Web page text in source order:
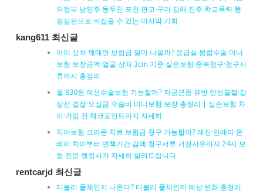
의정부 남양주 동두천 포천 판교 구리 김해 진주 학교폭력 행
정심판으로 뒤집을 수 있는 마지막 기회
kang611 최신글
아이 상처 꿰매면 보험금 얼마 나올까? 응급실 봉합수술 미니
보험 보장금액·얼굴 상처 3cm 기준·실손보험 중복청구·청구서
류까지 총정리
월 830원 여성수술보험 가능할까? 자궁근종·유방 양성결절·갑
상선 결절·요실금 수술비 미니보험 보장 총정리 | 실손보험 차
이·가입 전 체크포인트까지 자세히
치아보험 크라운 치료 보험금 청구 가능할까? 레진·인레이·온
레이 차이부터 면책기간·감액·청구서류·거절사유까지 24시 보
험 전문 행정사가 자세히 알려드립니다
rentcarjd 최신글
티볼리 풀체인지 나온다? 티볼리 풀체인지 예상 변화 총정리